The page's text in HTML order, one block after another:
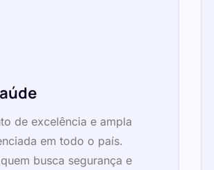
de excelência e ampla
em todo o país.
busca segurança e